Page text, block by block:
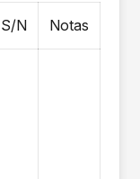
S/N Notas